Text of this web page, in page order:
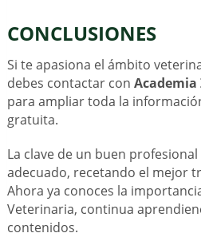
CONCLUSIONES
Si te apasiona el ámbito
debes contactar con Academia
para ampliar toda la
gratuita.
La clave de un buen
adecuado, recetando el mejor
Ahora ya conoces la
Veterinaria, continua
contenidos.